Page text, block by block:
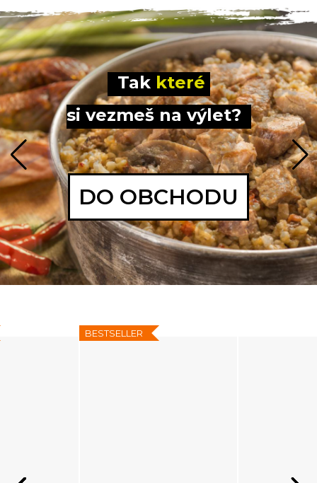
Tak které
si vezmeš na výlet?
DO OBCHODU
BESTSELLER